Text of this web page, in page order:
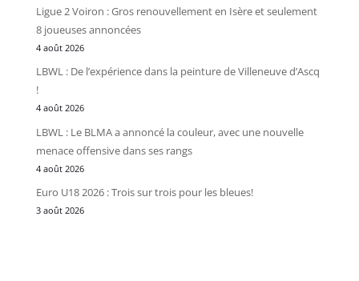
Ligue 2 Voiron : Gros renouvellement en Isère et seulement
8 joueuses annoncées
4 août 2026
LBWL : De l’expérience dans la peinture de Villeneuve d’Ascq
!
4 août 2026
LBWL : Le BLMA a annoncé la couleur, avec une nouvelle
menace offensive dans ses rangs
4 août 2026
Euro U18 2026 : Trois sur trois pour les bleues!
3 août 2026